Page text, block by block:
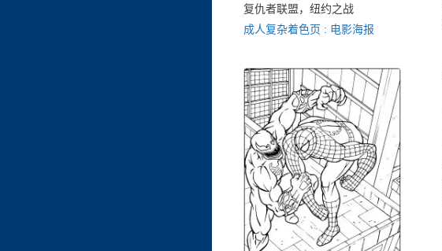
复仇者联盟，纽约之战
成人复杂着色页 : 电影海报